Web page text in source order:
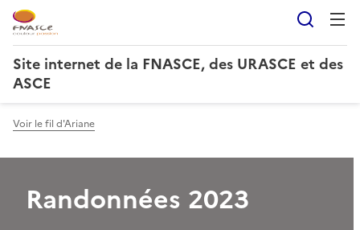
Site internet de la FNASCE, des URASCE et des
ASCE
Voir le fil d'Ariane
Randonnées 2023